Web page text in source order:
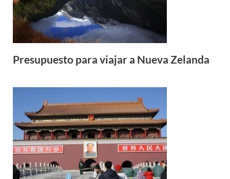
Presupuesto para viajar a Nueva Zelanda